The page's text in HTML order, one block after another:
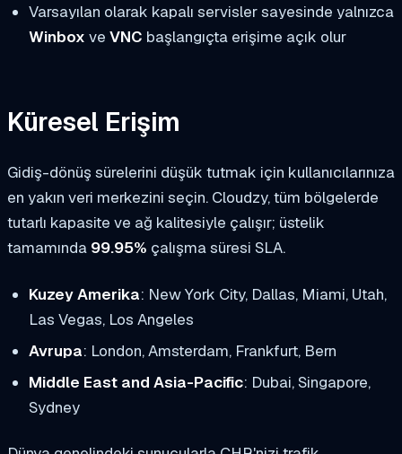
Varsayılan olarak kapalı servisler sayesinde yalnızca
Winbox ve VNC başlangıçta erişime açık olur
Küresel Erişim
Gidiş-dönüş sürelerini düşük tutmak için kullanıcılarınıza
en yakın veri merkezini seçin. Cloudzy, tüm bölgelerde
tutarlı kapasite ve ağ kalitesiyle çalışır; üstelik
tamamında 99.95% çalışma süresi SLA.
Kuzey Amerika: New York City, Dallas, Miami, Utah,
Las Vegas, Los Angeles
Avrupa: London, Amsterdam, Frankfurt, Bern
Middle East and Asia-Pacific: Dubai, Singapore,
Sydney